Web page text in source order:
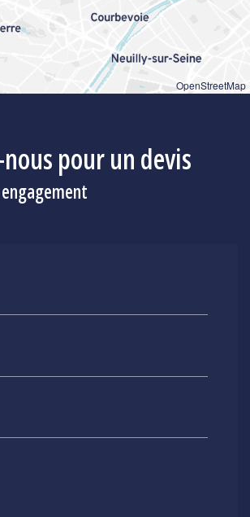
OpenStreetMap
pour un devis